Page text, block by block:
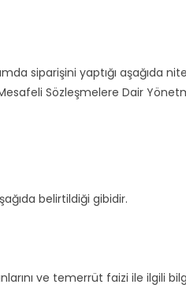
siparişini yaptığı aşağıda
Sözleşmelere Dair
belirtildiği gibidir.
ve temerrüt faizi ile ilgili